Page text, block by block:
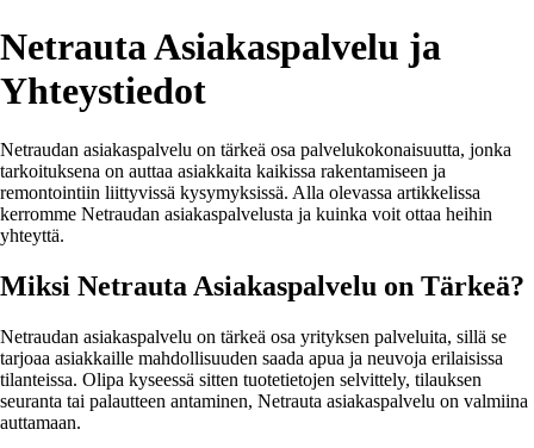
Netrauta Asiakaspalvelu ja
Yhteystiedot
Netraudan asiakaspalvelu on tärkeä osa palvelukokonaisuutta, jonka
tarkoituksena on auttaa asiakkaita kaikissa rakentamiseen ja
remontointiin liittyvissä kysymyksissä. Alla olevassa artikkelissa
kerromme Netraudan asiakaspalvelusta ja kuinka voit ottaa heihin
yhteyttä.
Miksi Netrauta Asiakaspalvelu on Tärkeä?
Netraudan asiakaspalvelu on tärkeä osa yrityksen palveluita, sillä se
tarjoaa asiakkaille mahdollisuuden saada apua ja neuvoja erilaisissa
tilanteissa. Olipa kyseessä sitten tuotetietojen selvittely, tilauksen
seuranta tai palautteen antaminen, Netrauta asiakaspalvelu on valmiina
auttamaan.